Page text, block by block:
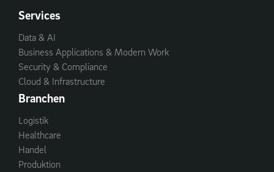
Services
Data & AI
Business Applications & Modern Work
Security & Compliance
Cloud & Infrastructure
Branchen
Logistik
Healthcare
Handel
Produktion